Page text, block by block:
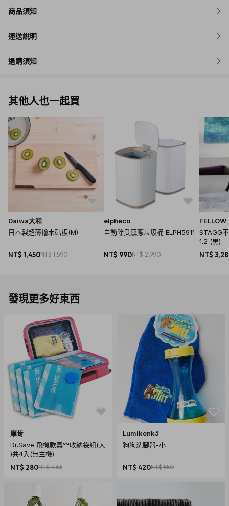
商品須知
運送說明
退購須知
其他人也一起買
Daiwa大和
日本製超薄檜木砧板(M)
NT$ 1,450NT$ 1,590
elpheco
自動除臭感應垃圾桶 ELPH5911
NT$ 990NT$ 2,990
FELLOW
STAGG
1.2 (黑)
NT$
發現更多好東西
摩肯
Dr.Save 飛機款真空收納袋組(大
)共4入(無主機)
NT$ 280NT$ 466
Lumikenkä
狗狗洗腳器-小
NT$ 420NT$ 550